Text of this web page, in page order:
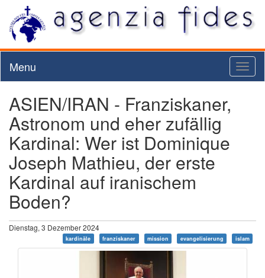
Menu
ASIEN/IRAN - Franziskaner,
Astronom und eher zufällig
Kardinal: Wer ist Dominique
Joseph Mathieu, der erste
Kardinal auf iranischem
Boden?
Dienstag, 3 Dezember 2024
kardinäle franziskaner mission evangelisierung islam